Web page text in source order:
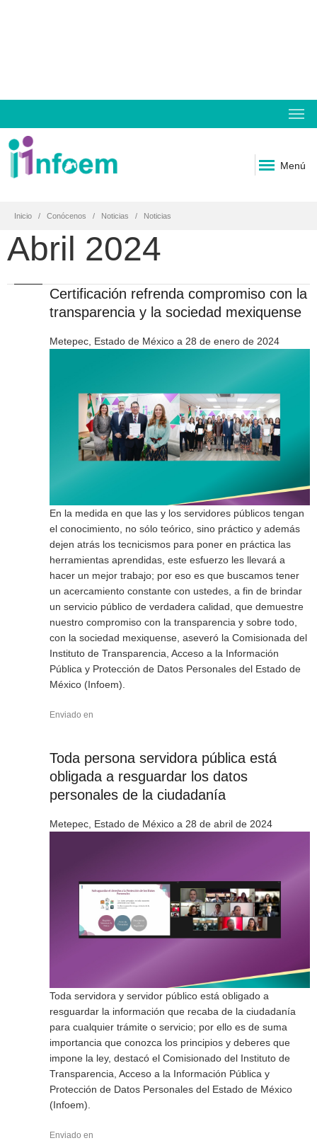
Menú
Inicio Conócenos Noticias Noticias
Abril 2024
Certificación refrenda compromiso con la
transparencia y la sociedad mexiquense
Metepec, Estado de México a 28 de enero de 2024
En la medida en que las y los servidores públicos tengan
el conocimiento, no sólo teórico, sino práctico y además
dejen atrás los tecnicismos para poner en práctica las
herramientas aprendidas, este esfuerzo les llevará a
hacer un mejor trabajo; por eso es que buscamos tener
un acercamiento constante con ustedes, a fin de brindar
un servicio público de verdadera calidad, que demuestre
nuestro compromiso con la transparencia y sobre todo,
con la sociedad mexiquense, aseveró la Comisionada del
Instituto de Transparencia, Acceso a la Información
Pública y Protección de Datos Personales del Estado de
México (Infoem).
Enviado en
Toda persona servidora pública está
obligada a resguardar los datos
personales de la ciudadanía
Metepec, Estado de México a 28 de abril de 2024
Toda servidora y servidor público está obligado a
resguardar la información que recaba de la ciudadanía
para cualquier trámite o servicio; por ello es de suma
importancia que conozca los principios y deberes que
impone la ley, destacó el Comisionado del Instituto de
Transparencia, Acceso a la Información Pública y
Protección de Datos Personales del Estado de México
(Infoem).
Enviado en